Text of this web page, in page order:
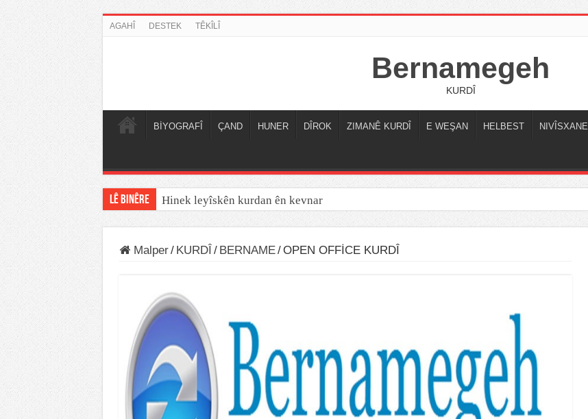
AGAHÎ DESTEK TÊKÎLÎ
Bernamegeh
KURDÎ
BİYOGRAFÎ ÇAND HUNER DÎROK ZIMANÊ KURDÎ E WEŞAN HELBEST NIVÎSXANE
LÊ BINÊRE Hinek leyîskên kurdan ên kevnar
Malper/ KURDÎ / BERNAME/OPEN OFFİCE KURDÎ